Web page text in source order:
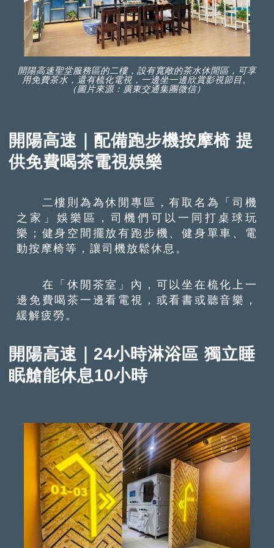
開陽高速聖堂服務區的二樓，設有寬敞的茶水休閒區，可享
用免費茶水，還有梳化電視，一邊坐一邊欣賞影視節目。
（圖片來源：廣東交通集團微信）
開陽高速｜配備跑步機按摩椅 提
供免費喝茶電視娛樂
二樓則為為休閒專區，有取名為「司機
之家」娛樂區，司機們可以一同打桌球玩
樂；健身空間擺放有跑步機、健身單車、電
動按摩椅等，讓司機放鬆休息。
在「休閒茶室」內，可以坐在梳化上一
邊免費喝茶一邊看電視，或看書或聽音樂，
緩解疲勞。
開陽高速｜24小時淋浴區 獨立睡
眠艙能休息10小時